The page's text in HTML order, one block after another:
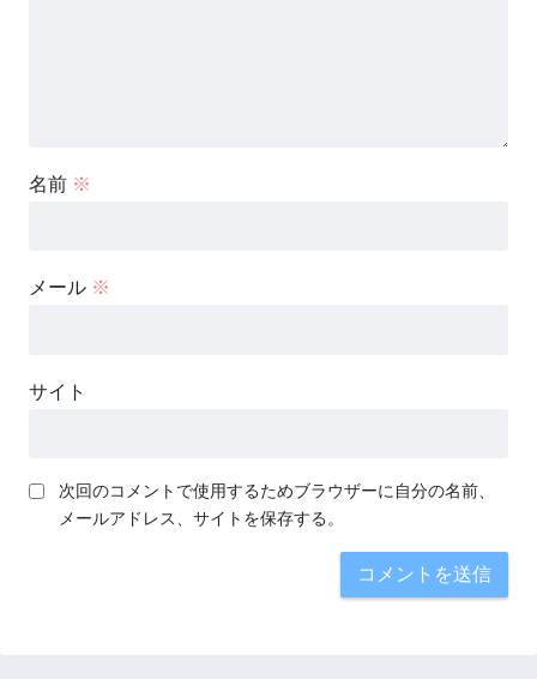
名前 ※
メール ※
サイト
次回のコメントで使用するためブラウザーに自分の名前、
メールアドレス、サイトを保存する。